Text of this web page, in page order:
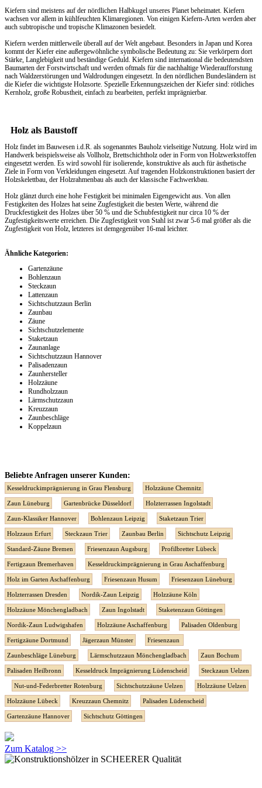
Kiefern sind meistens auf der nördlichen Halbkugel unseres Planet beheimatet. Kiefern
wachsen vor allem in kühlfeuchten Klimaregionen. Von einigen Kiefern-Arten werden aber
auch subtropische und tropische Klimazonen besiedelt.
Kiefern werden mittlerweile überall auf der Welt angebaut. Besonders in Japan und Korea
kommt der Kiefer eine außergewöhnliche symbolische Bedeutung zu: Sie verkörpern dort
Stärke, Langlebigkeit und beständige Geduld. Kiefern sind international die bedeutendsten
Baumarten der Forstwirtschaft und werden oftmals für die nachhaltige Wiederaufforstung
nach Waldzerstörungen und Waldrodungen eingesetzt. In den nördlichen Bundesländern ist
die Kiefer die wichtigste Holzsorte. Spezielle Erkennungszeichen der Kiefer sind: rötliches
Kernholz, große Robustheit, einfach zu bearbeiten, perfekt imprägnierbar.
Holz als Baustoff
Holz findet im Bauwesen i.d.R. als sogenanntes Bauholz vielseitige Nutzung. Holz wird im
Handwerk beispielsweise als Vollholz, Brettschichtholz oder in Form von Holzwerkstoffen
eingesetzt werden. Es wird sowohl für isolierende, konstruktive als auch für ästhetische
Ziele in Form von Verkleidungen eingesetzt. Auf tragenden Holzkonstruktionen basiert der
Holzskelettbau, der Holzrahmenbau als auch der klassische Fachwerkbau.
Holz glänzt durch eine hohe Festigkeit bei minimalen Eigengewicht aus. Von allen
Festigkeiten des Holzes hat seine Zugfestigkeit die besten Werte, während die
Druckfestigkeit des Holzes über 50 % und die Schubfestigkeit nur circa 10 % der
Zugfestigkeitswerte erreichen. Die Zugfestigkeit von Stahl ist zwar 5-6 mal größer als die
Zugfestigkeit von Holz, letzteres ist demgegenüber 16-mal leichter.
Ähnliche Kategorien:
Gartenzäune
Bohlenzaun
Steckzaun
Lattenzaun
Sichtschutzzaun Berlin
Zaunbau
Zäune
Sichtschutzelemente
Staketzaun
Zaunanlage
Sichtschutzzaun Hannover
Palisadenzaun
Zaunhersteller
Holzzäune
Rundholzzaun
Lärmschutzzaun
Kreuzzaun
Zaunbeschläge
Koppelzaun
Beliebte Anfragen unserer Kunden:
Kesseldruckimprägnierung in Grau Flensburg Holzzäune Chemnitz
Zaun Lüneburg Gartenbrücke Düsseldorf Holzterrassen Ingolstadt
Zaun-Klassiker Hannover Bohlenzaun Leipzig Staketzaun Trier
Holzzaun Erfurt Steckzaun Trier Zaunbau Berlin Sichtschutz Leipzig
Standard-Zäune Bremen Friesenzaun Augsburg Profilbretter Lübeck
Fertigzaun Bremerhaven Kesseldruckimprägnierung in Grau Aschaffenburg
Holz im Garten Aschaffenburg Friesenzaun Husum Friesenzaun Lüneburg
Holzterrassen Dresden Nordik-Zaun Leipzig Holzzäune Köln
Holzzäune Mönchengladbach Zaun Ingolstadt Staketenzaun Göttingen
Nordik-Zaun Ludwigshafen Holzzäune Aschaffenburg Palisaden Oldenburg
Fertigzäune Dortmund Jägerzaun Münster Friesenzaun
Zaunbeschläge Lüneburg Lärmschutzzaun Mönchengladbach Zaun Bochum
Palisaden Heilbronn Kesseldruck Imprägnierung Lüdenscheid Steckzaun Uelzen
Nut-und-Federbretter Rotenburg Sichtschutzzäune Uelzen Holzzäune Uelzen
Holzzäune Lübeck Kreuzzaun Chemnitz Palisaden Lüdenscheid
Gartenzäune Hannover Sichtschutz Göttingen
Zum Katalog >>